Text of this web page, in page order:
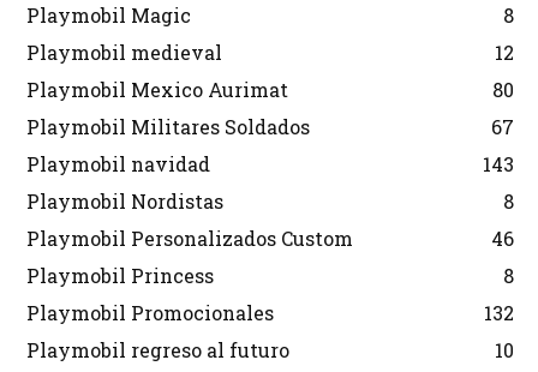
Playmobil Magic
8
Playmobil medieval
12
Playmobil Mexico Aurimat
80
Playmobil Militares Soldados
67
Playmobil navidad
143
Playmobil Nordistas
8
Playmobil Personalizados Custom
46
Playmobil Princess
8
Playmobil Promocionales
132
Playmobil regreso al futuro
10